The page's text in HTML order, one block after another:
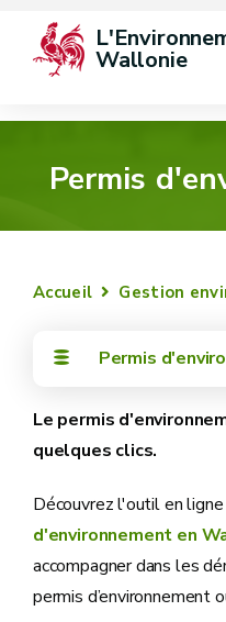
Wallonie
Permis
Accueil Gestion
Permis
Le permis
quelques clics.
Découvrez l'outil en
d'environnement en
accompagner dans les
permis d’environnement